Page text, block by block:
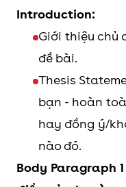
Introduction:
Giới thiệu chủ
đề bài.
Thesis
bạn - hoàn
hay đồng ý/
nào đó.
Body Paragraph